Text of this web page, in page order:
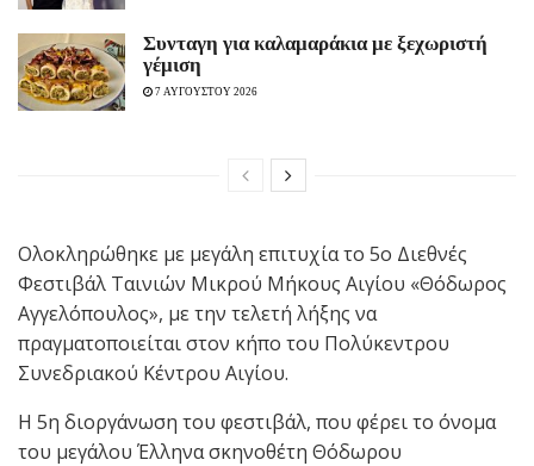
Συνταγη για καλαμαράκια με ξεχωριστή
γέμιση
7 ΑΥΓΟΥΣΤΟΥ 2026
Ολοκληρώθηκε με μεγάλη επιτυχία το 5ο Διεθνές
Φεστιβάλ Ταινιών Μικρού Μήκους Αιγίου «Θόδωρος
Αγγελόπουλος», με την τελετή λήξης να
πραγματοποιείται στον κήπο του Πολύκεντρου
Συνεδριακού Κέντρου Αιγίου.
Η 5η διοργάνωση του φεστιβάλ, που φέρει το όνομα
του μεγάλου Έλληνα σκηνοθέτη Θόδωρου